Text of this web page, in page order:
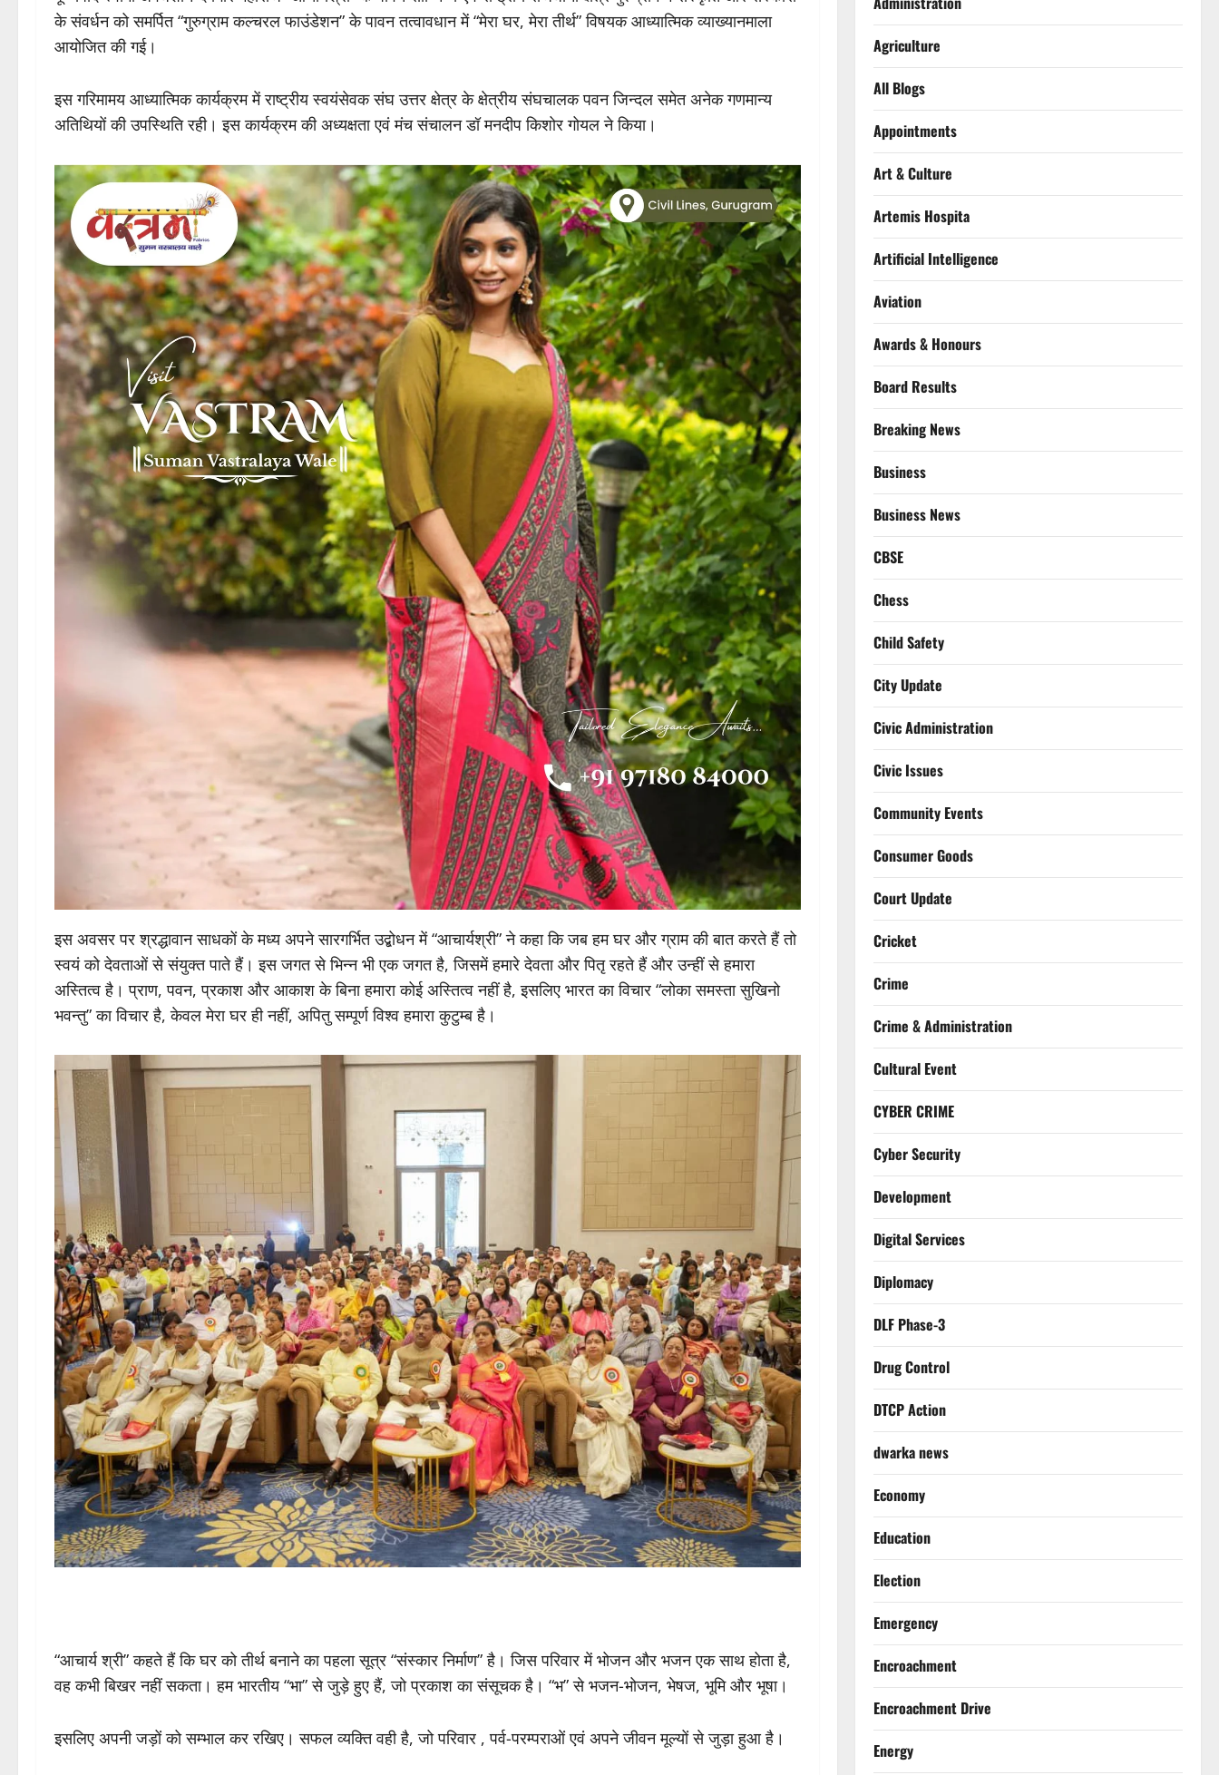
के संवर्धन को समर्पित “गुरुग्राम कल्चरल फाउंडेशन” के पावन तत्वावधान में “मेरा घर, मेरा तीर्थ” विषयक आध्यात्मिक व्याख्यानमाला
आयोजित की गई।
इस गरिमामय आध्यात्मिक कार्यक्रम में राष्ट्रीय स्वयंसेवक संघ उत्तर क्षेत्र के क्षेत्रीय संघचालक पवन जिन्दल समेत अनेक गणमान्य
अतिथियों की उपस्थिति रही। इस कार्यक्रम की अध्यक्षता एवं मंच संचालन डॉ मनदीप किशोर गोयल ने किया।
इस अवसर पर श्रद्धावान साधकों के मध्य अपने सारगर्भित उद्बोधन में “आचार्यश्री” ने कहा कि जब हम घर और ग्राम की बात करते हैं तो
स्वयं को देवताओं से संयुक्त पाते हैं। इस जगत से भिन्न भी एक जगत है, जिसमें हमारे देवता और पितृ रहते हैं और उन्हीं से हमारा
अस्तित्व है। प्राण, पवन, प्रकाश और आकाश के बिना हमारा कोई अस्तित्व नहीं है, इसलिए भारत का विचार “लोका समस्ता सुखिनो
भवन्तु” का विचार है, केवल मेरा घर ही नहीं, अपितु सम्पूर्ण विश्व हमारा कुटुम्ब है।
“आचार्य श्री” कहते हैं कि घर को तीर्थ बनाने का पहला सूत्र “संस्कार निर्माण” है। जिस परिवार में भोजन और भजन एक साथ होता है,
वह कभी बिखर नहीं सकता। हम भारतीय “भा” से जुड़े हुए हैं, जो प्रकाश का संसूचक है। “भ” से भजन-भोजन, भेषज, भूमि और भूषा।
इसलिए अपनी जड़ों को सम्भाल कर रखिए। सफल व्यक्ति वही है, जो परिवार , पर्व-परम्पराओं एवं अपने जीवन मूल्यों से जुड़ा हुआ है।
Agriculture
All Blogs
Appointments
Art & Culture
Artemis Hospita
Artificial Intelligence
Aviation
Awards & Honours
Board Results
Breaking News
Business
Business News
CBSE
Chess
Child Safety
City Update
Civic Administration
Civic Issues
Community Events
Consumer Goods
Court Update
Cricket
Crime
Crime & Administration
Cultural Event
CYBER CRIME
Cyber Security
Development
Digital Services
Diplomacy
DLF Phase-3
Drug Control
DTCP Action
dwarka news
Economy
Education
Election
Emergency
Encroachment
Encroachment Drive
Energy